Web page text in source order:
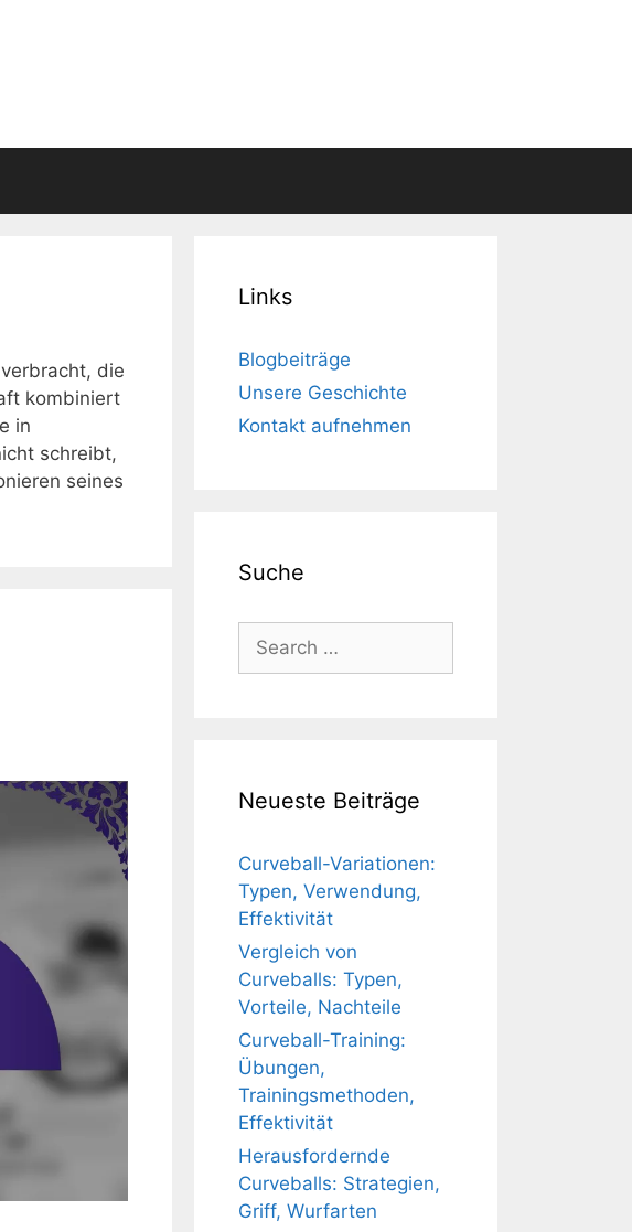
die
kombiniert
in
schreibt,
seines
Links
Blogbeiträge
Unsere Geschichte
Kontakt aufnehmen
Suche
Search
for:
Neueste Beiträge
Curveball-Variationen:
Typen, Verwendung,
Effektivität
Vergleich von
Curveballs: Typen,
Vorteile, Nachteile
Curveball-Training:
Übungen,
Trainingsmethoden,
Effektivität
Herausfordernde
Curveballs: Strategien,
Griff, Wurfarten